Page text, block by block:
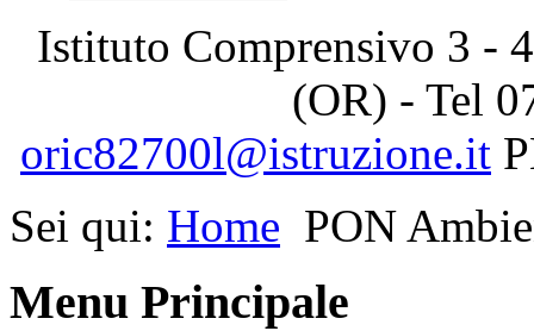
Istituto Comprensivo 3 -
(OR) - Tel
oric82700l@istruzione.it
Sei qui: Home PON
Menu Principale